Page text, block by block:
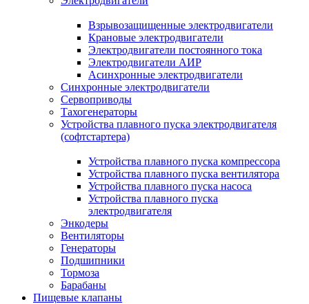
Взрывозащищенные электродвигатели
Крановые электродвигатели
Электродвигатели постоянного тока
Электродвигатели АИР
Асинхронные электродвигатели
Синхронные электродвигатели
Сервоприводы
Тахогенераторы
Устройства плавного пуска электродвигателя
(софтстартера)
Устройства плавного пуска компрессора
Устройства плавного пуска вентилятора
Устройства плавного пуска насоса
Устройства плавного пуска
электродвигателя
Энкодеры
Вентиляторы
Генераторы
Подшипники
Тормоза
Барабаны
Пищевые клапаны